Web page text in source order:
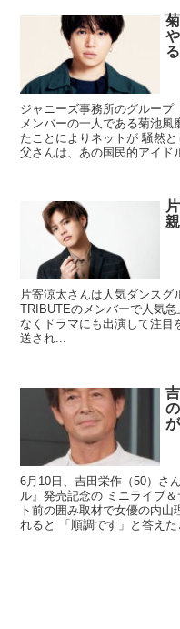
ジャニーズ事務所のグループ
メンバーの一人である菊池風
たことによりネットが 騒然
父さんは、あの国民的アイド
片寄涼太さんは人気ダンス
TRIBUTEのメンバーで人気
なくドラマにも出演して注目
送され...
6月10日、吉田栄作（50）さ
ル』発売記念の ミニライブ
ト前の囲み取材で女優の内
れると 「順調です」と答えた